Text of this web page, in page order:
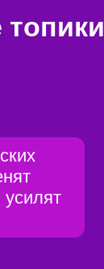
усилят